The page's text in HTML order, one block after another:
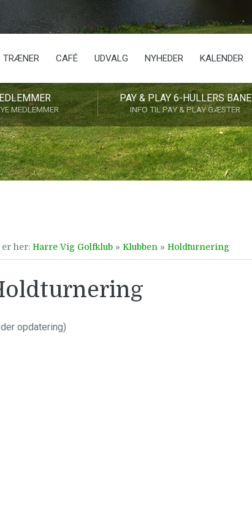
TRÆNER CAFÉ UDVALG NYHEDER KALENDER
MEDLEMMER
PAY & PLAY 6-HULLERS BANE
INFO TIL PAY & PLAY GÆSTER
er her: Harre Vig Golfklub » Klubben » Holdturnering
opdatering)